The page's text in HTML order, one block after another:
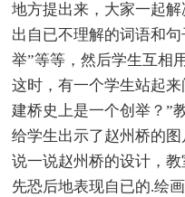
地方提出来，大家一起
出自已不理解的词语和句
举”等等，然后学生互相
这时，有一个学生站起
建桥史上是一个创举？”
给学生出示了赵州桥的图
说一说赵州桥的设计，
先恐后地表现自已的.绘